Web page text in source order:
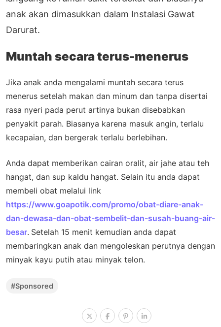
anak akan dimasukkan dalam Instalasi Gawat
Darurat.
Muntah secara terus-menerus
Jika anak anda mengalami muntah secara terus
menerus setelah makan dan minum dan tanpa disertai
rasa nyeri pada perut artinya bukan disebabkan
penyakit parah. Biasanya karena masuk angin, terlalu
kecapaian, dan bergerak terlalu berlebihan.
Anda dapat memberikan cairan oralit, air jahe atau teh
hangat, dan sup kaldu hangat. Selain itu anda dapat
membeli obat melalui link
https://www.goapotik.com/promo/obat-diare-anak-
dan-dewasa-dan-obat-sembelit-dan-susah-buang-air-
besar. Setelah 15 menit kemudian anda dapat
membaringkan anak dan mengoleskan perutnya dengan
minyak kayu putih atau minyak telon.
#Sponsored